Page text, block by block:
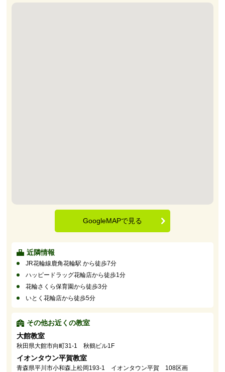
GoogleMAPで見る
近隣情報
JR花輪線鹿角花輪駅 から徒歩7分
ハッピードラッグ花輪店から徒歩1分
花輪さくら保育園から徒歩3分
いとく花輪店から徒歩5分
その他お近くの教室
大館教室
秋田県大館市向町31-1 秋鶴ビル1F
イオンタウン平賀教室
青森県平川市小和森上松岡193-1 イオンタウン平賀 108区画